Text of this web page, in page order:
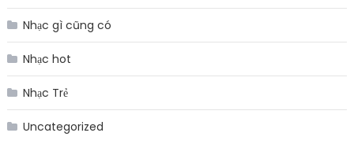
Nhạc gì cũng có
Nhạc hot
Nhạc Trẻ
Uncategorized